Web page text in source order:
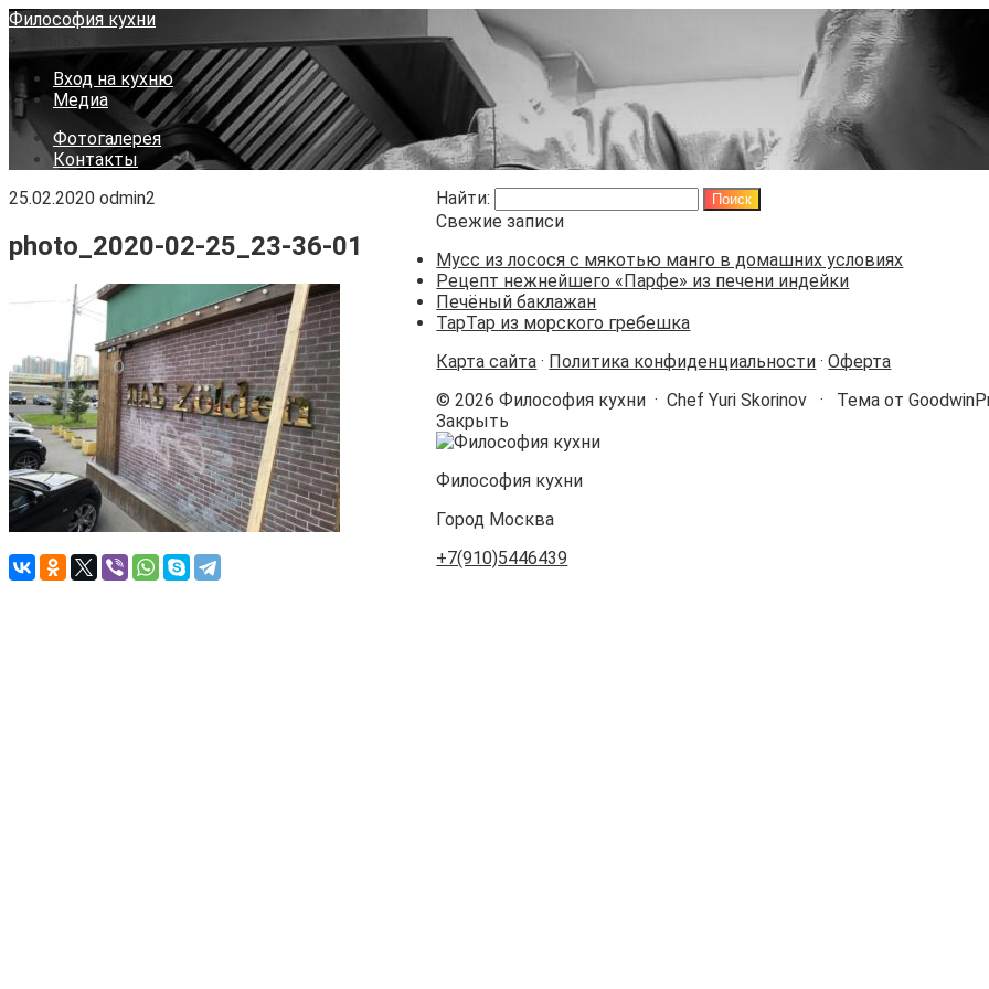
Философия кухни
Вход на кухню
Медиа
Фотогалерея
Контакты
25.02.2020 odmin2
photo_2020-02-25_23-36-01
Найти:
Свежие записи
Мусс из лосося с мякотью манго в домашних условиях
Рецепт нежнейшего «Парфе» из печени индейки
Печёный баклажан
ТарТар из морского гребешка
Карта сайта · Политика конфиденциальности ·Оферта
©2026 Философия кухни ·Chef Yuri Skorinov · Тема от
Закрыть
Философия кухни
Город Москва
+7(910)5446439